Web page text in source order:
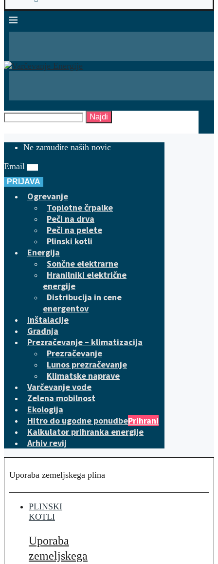
Najdi
Ne zamudite naših novic
Email
PRIJAVA
Ogrevanje
Toplotne črpalke
Peči na drva
Peči na pelete
Plinski kotli
Energija
Sončne elektrarne
Hranilniki električne
energije
Distribucija in cene
energentov
Inštalacije
Gradnja
Prezračevanje – klimatizacija
Prezračevanje
Lunos prezračevanje
Klimatske naprave
Varčevanje vode
Zelena mobilnost
Ekologija
Hitro do ugodne ponudbePrihrani
Kalkulator prihranka energije
Arhiv revij
Uporaba zemeljskega plina
PLINSKI
KOTLI
Uporaba
zemeljskega